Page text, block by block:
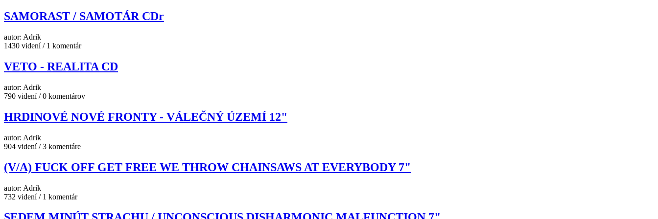
SAMORAST / SAMOTÁR CDr
autor: Adrik
1430 videní / 1 komentár
VETO - REALITA CD
autor: Adrik
790 videní / 0 komentárov
HRDINOVÉ NOVÉ FRONTY - VÁLEČNÝ ÚZEMÍ 12"
autor: Adrik
904 videní / 3 komentáre
(V/A) FUCK OFF GET FREE WE THROW CHAINSAWS AT EVERYBODY 7"
autor: Adrik
732 videní / 1 komentár